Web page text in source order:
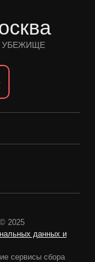
УБЕЖИЩЕ
2025
данных и
сервисы сбора